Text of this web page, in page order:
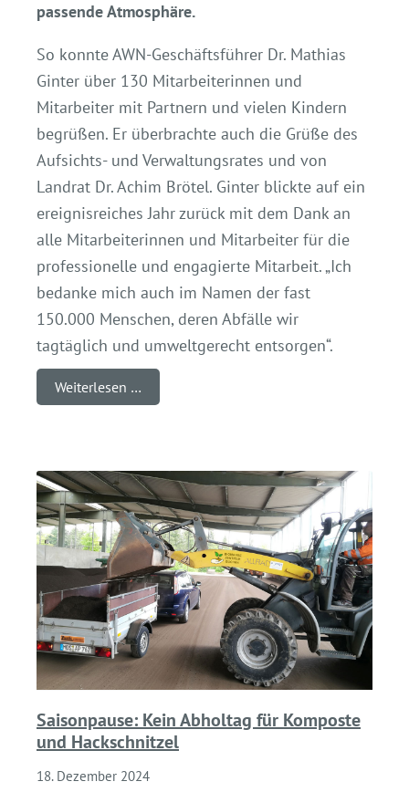
passende Atmosphäre.
So konnte AWN-Geschäftsführer Dr. Mathias
Ginter über 130 Mitarbeiterinnen und
Mitarbeiter mit Partnern und vielen Kindern
begrüßen. Er überbrachte auch die Grüße des
Aufsichts- und Verwaltungsrates und von
Landrat Dr. Achim Brötel. Ginter blickte auf ein
ereignisreiches Jahr zurück mit dem Dank an
alle Mitarbeiterinnen und Mitarbeiter für die
professionelle und engagierte Mitarbeit. „Ich
bedanke mich auch im Namen der fast
150.000 Menschen, deren Abfälle wir
tagtäglich und umweltgerecht entsorgen“.
Weiterlesen …
Saisonpause: Kein Abholtag für Komposte
und Hackschnitzel
18. Dezember 2024